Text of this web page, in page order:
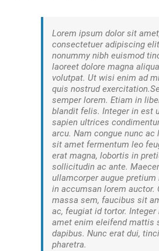
Lorem ipsum dolor sit
consectetuer adipiscing
nonummy nibh euismod
laoreet dolore magna
volutpat. Ut wisi enim ad
quis nostrud
semper lorem. Etiam in
blandit felis. Integer in est
sapien ultrices
arcu. Nam congue nunc ac
sit amet fermentum leo
erat magna, lobortis in
sollicitudin ac ante.
ullamcorper augue
in accumsan lorem auctor.
massa sem, faucibus sit
ac, feugiat id tortor.
amet enim eleifend mattis
dapibus. Nunc erat dui,
pharetra.